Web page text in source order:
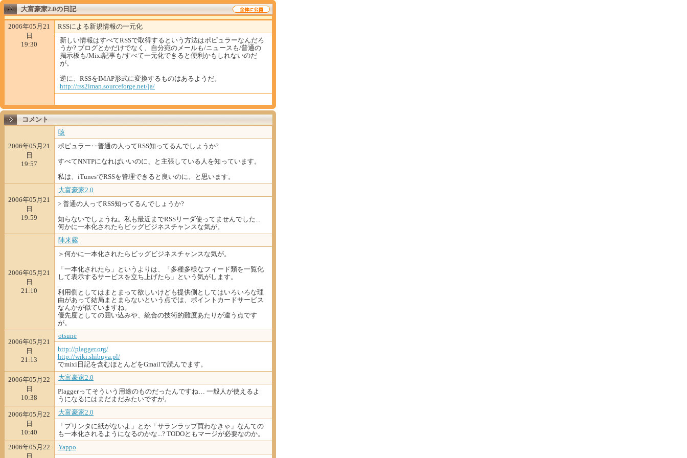
大富豪家2.0の日記
2006年05月21
日
19:30
RSSによる新規情報の一元化
新しい情報はすべてRSSで取得するという方法はポピュラーなんだろ
うか? ブログとかだけでなく、自分宛のメールも/ニュースも/普通の
掲示板も/Mixi記事も/すべて一元化できると便利かもしれないのだ
が。
逆に、RSSをIMAP形式に変換するものはあるようだ。
http://rss2imap.sourceforge.net/ja/
コメント
2006年05月21
日
19:57
咳
ポピュラー‥普通の人ってRSS知ってるんでしょうか?
すべてNNTPになればいいのに、と主張している人を知っています。
私は、iTunesでRSSを管理できると良いのに、と思います。
2006年05月21
日
19:59
大富豪家2.0
> 普通の人ってRSS知ってるんでしょうか?
知らないでしょうね。私も最近までRSSリーダ使ってませんでした...
何かに一本化されたらビッグビジネスチャンスな気が。
2006年05月21
日
21:10
陣来霧
＞何かに一本化されたらビッグビジネスチャンスな気が。
「一本化されたら」というよりは、「多種多様なフィード類を一覧化
して表示するサービスを立ち上げたら」という気がします。
利用側としてはまとまって欲しいけども提供側としてはいろいろな理
由があって結局まとまらないという点では、ポイントカードサービス
なんかが似ていますね。
優先度としての囲い込みや、統合の技術的難度あたりが違う点です
が。
2006年05月21
日
21:13
otsune
http://plagger.org/
http://wiki.shibuya.pl/
でmixi日記を含むほとんどをGmailで読んでます。
2006年05月22
日
10:38
大富豪家2.0
Plaggerってそういう用途のものだったんですね… 一般人が使えるよ
うになるにはまだまだみたいですが。
2006年05月22
日
10:40
大富豪家2.0
「プリンタに紙がないよ」とか「サランラップ買わなきゃ」なんての
も一本化されるようになるのかな...? TODOともマージが必要なのか。
2006年05月22
日
Yappo